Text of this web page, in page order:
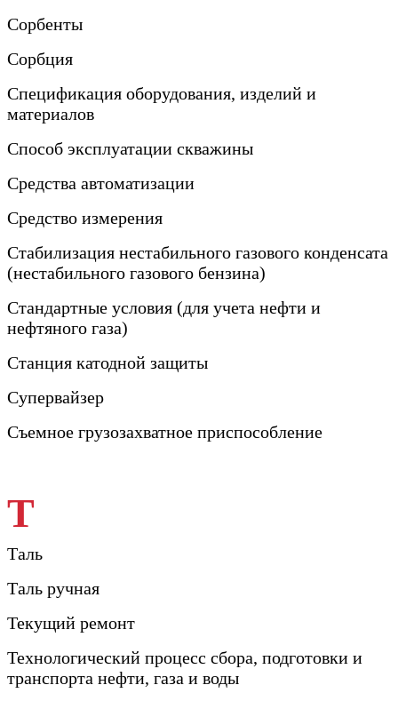
Сорбенты
Сорбция
Спецификация оборудования, изделий и
материалов
Способ эксплуатации скважины
Средства автоматизации
Средство измерения
Стабилизация нестабильного газового конденсата
(нестабильного газового бензина)
Стандартные условия (для учета нефти и
нефтяного газа)
Станция катодной защиты
Супервайзер
Съемное грузозахватное приспособление
Т
Таль
Таль ручная
Текущий ремонт
Технологический процесс сбора, подготовки и
транспорта нефти, газа и воды